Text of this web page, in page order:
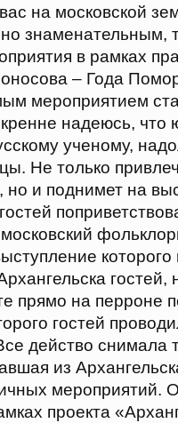
на московской
знаменательным,
в рамках
– Года
мероприятием
надеюсь, что
ученому,
Не только
но и поднимет на
прямо на перроне
гостей
действо снимала
из
мероприятий.
проекта